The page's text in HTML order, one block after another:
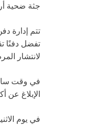
جثة ضحية
تتم إدارة
تفضل دفنًا
لانتشار
في وقت
الإبلاغ عن أكثر من 300 حالة مشتبه بها و88 وفاة في جمهورية الكونغو
في يوم